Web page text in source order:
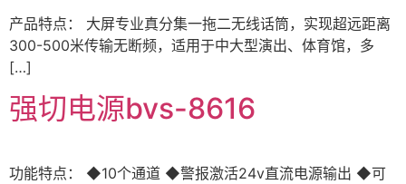
产品特点： 大屏专业真分集一拖二无线话筒，实现超远距离
300-500米传输无断频，适用于中大型演出、体育馆，多
[…]
强切电源bvs-8616
功能特点： ◆10个通道 ◆警报激活24v直流电源输出 ◆可